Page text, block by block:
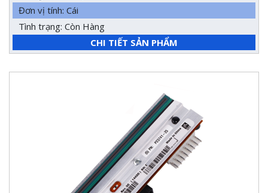
Đơn vị tính: Cái
Tình trạng: Còn Hàng
CHI TIẾT SẢN PHẨM